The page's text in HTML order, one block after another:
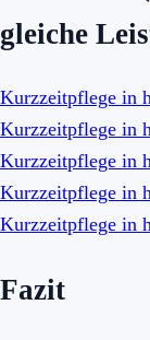
gleiche
Kurzzeitpflege in
Kurzzeitpflege in
Kurzzeitpflege in
Kurzzeitpflege in
Kurzzeitpflege in
Fazit